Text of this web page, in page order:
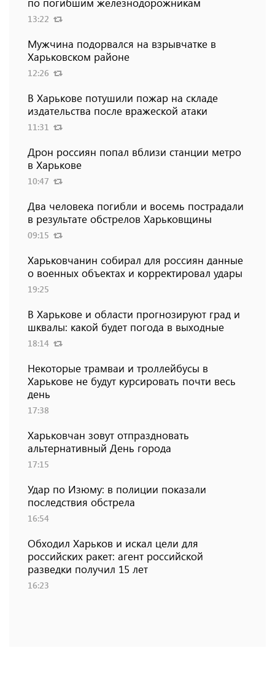
13:22
Мужчина подорвался на взрывчатке в
Харьковском районе
12:26
В Харькове потушили пожар на складе
издательства после вражеской атаки
11:31
Дрон россиян попал вблизи станции метро
в Харькове
10:47
Два человека погибли и восемь пострадали
в результате обстрелов Харьковщины
09:15
Харьковчанин собирал для россиян данные
о военных объектах и ​​корректировал удары
19:25
В Харькове и области прогнозируют град и
шквалы: какой будет погода в выходные
18:14
Некоторые трамваи и троллейбусы в
Харькове не будут курсировать почти весь
день
17:38
Харьковчан зовут отпраздновать
альтернативный День города
17:15
Удар по Изюму: в полиции показали
последствия обстрела
16:54
Обходил Харьков и искал цели для
российских ракет: агент российской
разведки получил 15 лет
16:23